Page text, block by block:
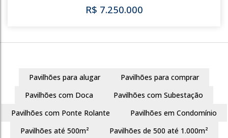
R$6.635.107
44234m²
Pavilhões para alugar
Pavilhões para comprar
Pavilhões com Doca
Pavilhões com Subestação
Pavilhões com Ponte Rolante
Pavilhões em Condomínio
Pavilhões até 500m²
Pavilhões de 500 até 1.000m²